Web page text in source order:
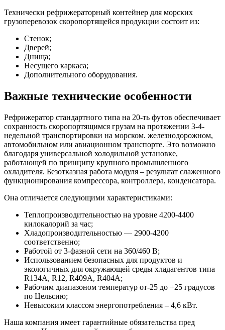
Технически рефрижераторный контейнер для морских
грузоперевозок скоропортящейся продукции состоит из:
Стенок;
Дверей;
Днища;
Несущего каркаса;
Дополнительного оборудования.
Важные технические особенности
Рефрижератор стандартного типа на 20-ть футов обеспечивает
сохранность скоропортящимся грузам на протяжении 3-4-
недельной транспортировки на морском. железнодорожном,
автомобильном или авиационном транспорте. Это возможно
благодаря универсальной холодильной установке,
работающей по принципу крупного промышленного
охладителя. Безотказная работа модуля – результат слаженного
функционирования компрессора, контроллера, конденсатора.
Она отличается следующими характеристиками:
Теплопроизводительностью на уровне 4200-4400
килокалорий за час;
Хладопроизводительностью — 2900-4200
соответственно;
Работой от 3-фазной сети на 360/460 B;
Использованием безопасных для продуктов и
экологичных для окружающей среды хладагентов типа
R134A, R12, R409A, R404A;
Рабочим диапазоном температур от-25 до +25 градусов
по Цельсию;
Невысоким классом энергопотребления – 4,6 кВт.
Наша компания имеет гарантийные обязательства пред